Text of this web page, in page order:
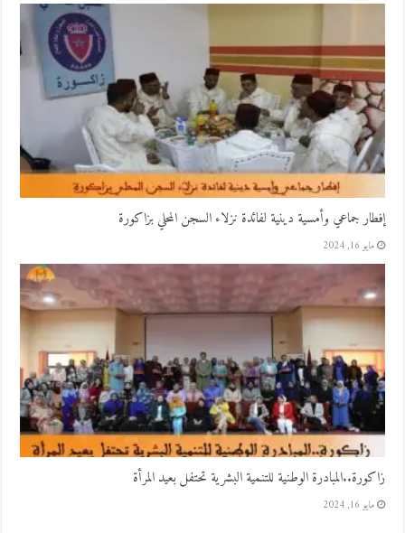
إفطار جماعي وأمسية دينية لفائدة نزلاء السجن المحلي بزاكورة
مايو 16, 2024
زاكورة..المبادرة الوطنية للتنمية البشرية تحتفل بعيد المرأة
مايو 16, 2024